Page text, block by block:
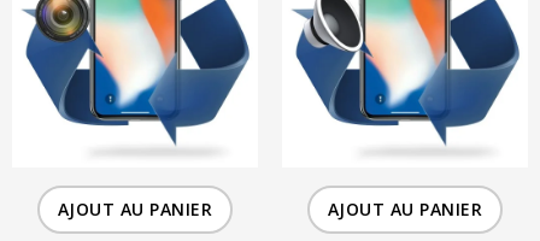
AJOUT AU PANIER AJOUT AU PANIER